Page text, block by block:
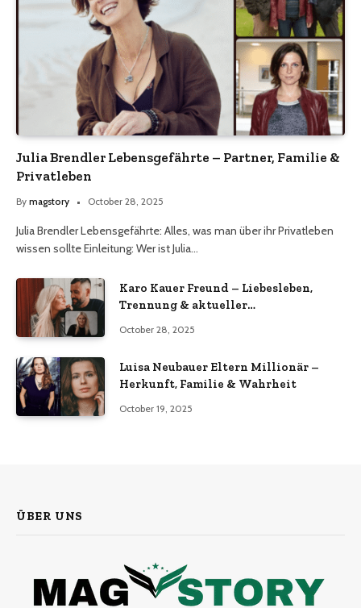
Julia Brendler Lebensgefährte – Partner, Familie &
Privatleben
By magstory October 28, 2025
Julia Brendler Lebensgefährte: Alles, was man über ihr Privatleben
wissen sollte Einleitung: Wer ist Julia…
Karo Kauer Freund – Liebesleben,
Trennung & aktueller
October 28, 2025
Luisa Neubauer Eltern Millionär –
Herkunft, Familie & Wahrheit
October 19, 2025
ÜBER UNS